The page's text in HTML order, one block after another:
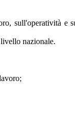
sull'operatività e
nazionale.